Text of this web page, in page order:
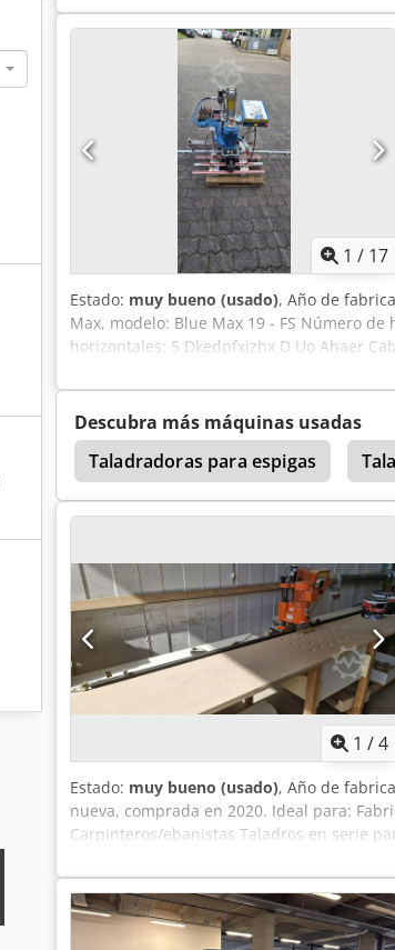
1 / 17
Estado: muy bueno (usado), Año de
Max, modelo: Blue Max 19 - FS Número
horizontales: 5 Dkedpfxjzhx D Uo Ahaer
perforaciones: 32 mm Sistema de
Accesorios: numerosos taladros (ver
inmediatamente -
Descubra más máquinas usadas
Taladradoras para espigas
1 /4
Estado: muy bueno (usado), Año de
nueva, comprada en 2020. Ideal para:
Carpinteros/ebanistas Taladros en serie
Modelo profesional de uso industrial La
Máquina Guías/accesorios, base como se
Dodpfjznkufex Ahaskr Posibilidad de